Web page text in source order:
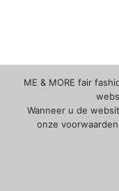
ME & MORE fair
Wanneer u de
onze